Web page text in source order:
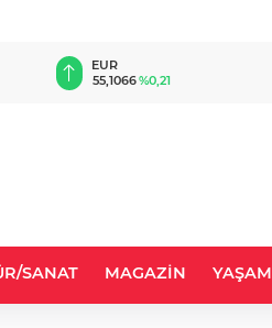
64,2298
SANAT MAGAZİN YAŞAM